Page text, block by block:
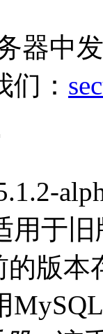
器中
：
用于
的版